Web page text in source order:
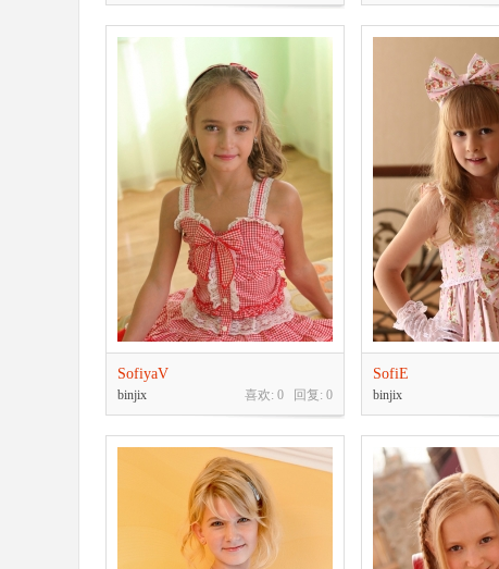
SofiyaV
喜欢: 0 回复: 0
binjix
SofiE
binjix